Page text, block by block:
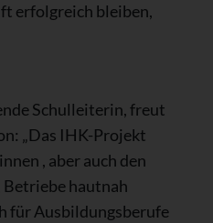
erfolgreich bleiben,
Schulleiterin, freut
„Das IHK-Projekt
, aber auch den
Betriebe hautnah
für Ausbildungsberufe